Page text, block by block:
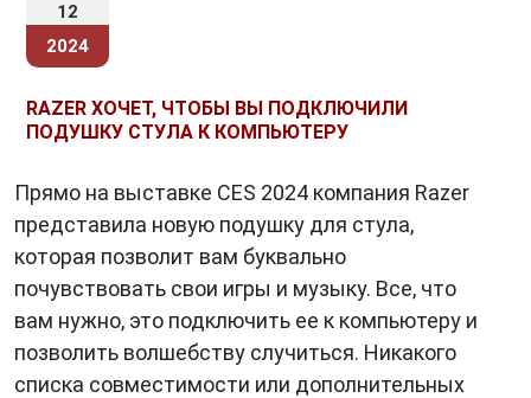
12
2024
RAZER ХОЧЕТ, ЧТОБЫ ВЫ ПОДКЛЮЧИЛИ
ПОДУШКУ СТУЛА К КОМПЬЮТЕРУ
Прямо на выставке CES 2024 компания Razer
представила новую подушку для стула,
которая позволит вам буквально
почувствовать свои игры и музыку. Все, что
вам нужно, это подключить ее к компьютеру и
позволить волшебству случиться. Никакого
списка совместимости или дополнительных